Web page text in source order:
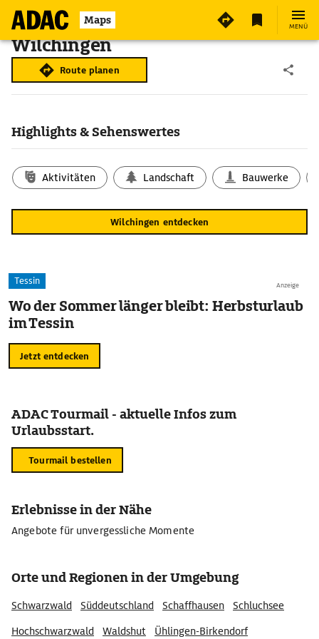
Maps MENÜ
Wilchingen
Route planen
Highlights & Sehenswertes
Aktivitäten Landschaft Bauwerke
Wilchingen entdecken
Anzeige
Tessin
Wo der Sommer länger bleibt: Herbsturlaub
im Tessin
Jetzt entdecken
ADAC Tourmail - aktuelle Infos zum
Urlaubsstart.
Tourmail bestellen
Erlebnisse in der Nähe
Angebote für unvergessliche Momente
Orte und Regionen in der Umgebung
Schwarzwald Süddeutschland Schaffhausen
Schluchsee
Hochschwarzwald
Waldshut Ühlingen-Birkendorf